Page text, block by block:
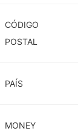
CÓDIGO
POSTAL
PAÍS
MONEY